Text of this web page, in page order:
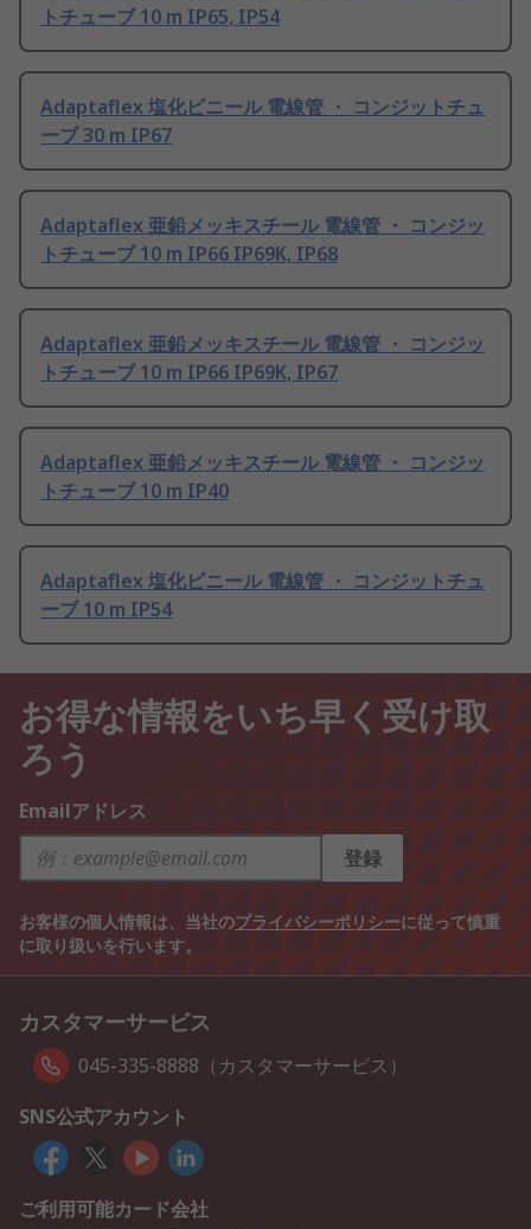
トチューブ 10 m IP65, IP54
Adaptaflex 塩化ビニール 電線管 ・ コンジットチュ
ーブ 30 m IP67
Adaptaflex 亜鉛メッキスチール 電線管 ・ コンジッ
トチューブ 10 m IP66 IP69K, IP68
Adaptaflex 亜鉛メッキスチール 電線管 ・ コンジッ
トチューブ 10 m IP66 IP69K, IP67
Adaptaflex 亜鉛メッキスチール 電線管 ・ コンジッ
トチューブ 10 m IP40
Adaptaflex 塩化ビニール 電線管 ・ コンジットチュ
ーブ 10 m IP54
お得な情報をいち早く受け取
ろう
Emailアドレス
登録
お客様の個人情報は、当社のプライバシーポリシーに従って慎重
に取り扱いを行います。
カスタマーサービス
045-335-8888（カスタマーサービス）
SNS公式アカウント
ご利用可能カード会社